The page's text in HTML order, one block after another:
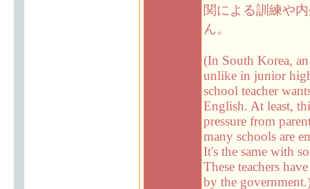
関による訓練や
ん。
(In South Korea, an
unlike in junior
school teacher
English. At least,
pressure from
many schools are
It's the same with
These teachers
by the